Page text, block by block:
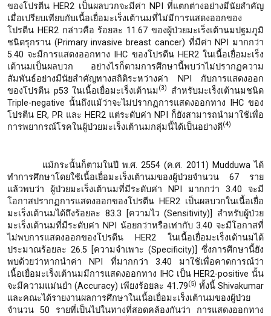
ของโปรตีน HER2 เป็นผลบวกจะมีค่า NPI ที่แตกต่างอย่างมีนัยสำคัญ
เมื่อเปรียบเทียบกับเนื้อเยื่อมะเร็งเต้านมที่ไม่มีการแสดงออกของ
โปรตีน HER2 กล่าวคือ ร้อยละ 11.67 ของผู้ป่วยมะเร็งเต้านมปฐมภูมิ
ชนิดรุกราน (Primary invasive breast cancer) ที่มีค่า NPI มากกว่า
5.40 จะมีการแสดงออกทาง IHC ของโปรตีน HER2 ในเนื้อเยื่อมะเร็ง
เต้านมเป็นผลบวก อย่างไรก็ตามการศึกษานี้พบว่าไม่ปรากฏความ
สัมพันธ์อย่างมีนัยสำคัญทางสถิติระหว่างค่า NPI กับการแสดงออก
ของโปรตีน p53 ในเนื้อเยื่อมะเร็งเต้านม(3)
สำหรับมะเร็งเต้านมชนิด
Triple-negative นั้นถึงแม้ว่าจะไม่ปรากฏการแสดงออกทาง IHC ของ
โปรตีน ER, PR และ HER2 แต่ระดับค่า NPI ก็ยังสามารถนำมาใช้เพื่อ
การพยากรณ์โรคในผู้ป่วยมะเร็งเต้านมกลุ่มนี้ได้เป็นอย่างดี(4)
แม้กระนั้นก็ตามในปี พ.ศ. 2554 (ค.ศ. 2011) Mudduwa ได้
ทำการศึกษาโดยใช้เนื้อเยื่อมะเร็งเต้านมของผู้ป่วยจำนวน 67 ราย
แล้วพบว่า ผู้ป่วยมะเร็งเต้านมที่มีระดับค่า NPI มากกว่า 3.40 จะมี
โอกาสปรากฏการแสดงออกของโปรตีน HER2 เป็นผลบวกในเนื้อเยื่อ
มะเร็งเต้านมได้ถึงร้อยละ 83.3 [ความไว (Sensitivity)] สำหรับผู้ป่วย
มะเร็งเต้านมที่มีระดับค่า NPI น้อยกว่าหรือเท่ากับ 3.40 จะมีโอกาสที่
ไม่พบการแสดงออกของโปรตีน HER2 ในเนื้อเยื่อมะเร็งเต้านมได้
ประมาณร้อยละ 26.5 [ความจำเพาะ (Specificity)] ซึ่งการศึกษานี้ยัง
พบด้วยว่าหากนำค่า NPI ที่มากกว่า 3.40 มาใช้เพื่อคาดการณ์ว่า
เนื้อเยื่อมะเร็งเต้านมมีการแสดงออกทาง IHC เป็น HER2-positive นั้น
จะมีความแม่นยำ (Accuracy) เพียงร้อยละ 41.79(5) ทั้งนี้ Shivakumar
และคณะได้รายงานผลการศึกษาในเนื้อเยื่อมะเร็งเต้านมของผู้ป่วย
จำนวน 50 รายที่เป็นไปในทางที่สอดคล้องกันว่า การแสดงออกทาง